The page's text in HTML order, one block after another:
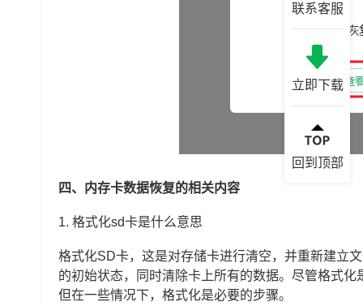
四、内存卡数据恢复的相关内容
1. 格式化sd卡是什么意思
格式化SD卡，这是对存储卡进行清空，并重新建立
的初始状态，同时清除卡上所有的数据。尽管格式
但在一些情况下，格式化是必要的步骤。
联系客服
立即下载
回到顶部